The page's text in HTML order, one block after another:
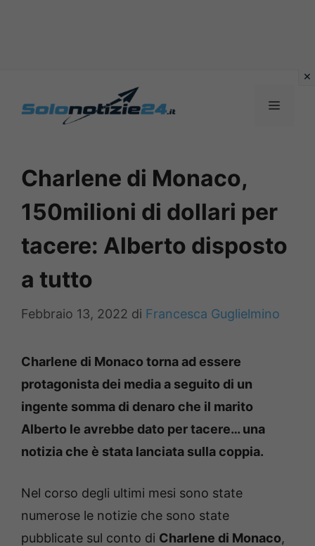
MENU
Charlene di Monaco,
150milioni di dollari per
tacere: Alberto disposto
a tutto
Febbraio 13, 2022 di Francesca Guglielmino
Charlene di Monaco torna ad essere
protagonista dei media a seguito di un
ingente somma di denaro che il marito
Alberto le avrebbe dato per tacere… una
notizia che è stata lanciata sulla coppia.
Nel corso degli ultimi mesi sono state
numerose le notizie che sono state
pubblicate sul conto di Charlene di Monaco,